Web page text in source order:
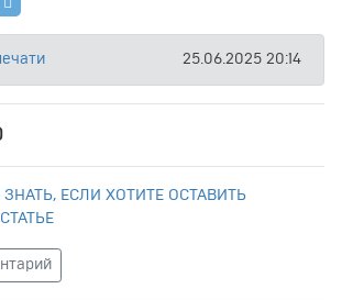
25.06.2025 20:14
ЕСЛИ ХОТИТЕ ОСТАВИТЬ